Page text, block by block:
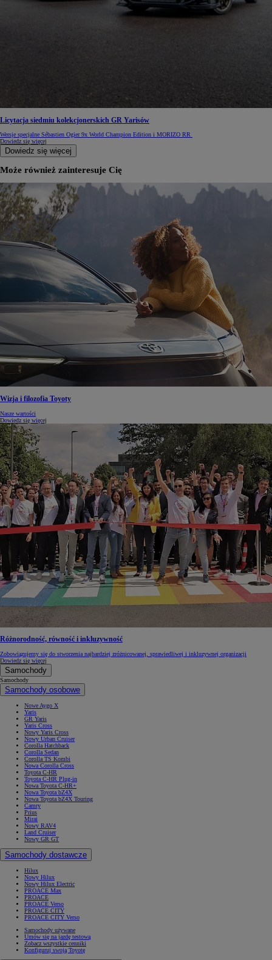
Licytacja siedmiu kolekcjonerskich GR Yarisów
Wersje specjalne Sébastien Ogier 9x World Champion Edition i MORIZO RR
Dowiedz się więcej
Dowiedz się więcej
Może również zainteresuje Cię
Wizja i filozofia Toyoty
Nasze wartości
Dowiedz się więcej
Różnorodność, równość i inkluzywność
Zobowiązujemy się do stworzenia najbardziej zróżnicowanej, sprawiedliwej i inkluzywnej organizacji
Dowiedz się więcej
Samochody
Samochody
Samochody osobowe
Nowe Aygo X
Yaris
GR Yaris
Yaris Cross
Nowy Yaris Cross
Nowy Urban Cruiser
Corolla Hatchback
Corolla Sedan
Corolla TS Kombi
Nowa Corolla Cross
Toyota C-HR
Toyota C-HR Plug-in
Nowa Toyota C-HR+
Nowa Toyota bZ4X
Nowa Toyota bZ4X Touring
Camry
Prius
Mirai
Nowy RAV4
Land Cruiser
Nowy GR GT
Samochody dostawcze
Hilux
Nowy Hilux
Nowy Hilux Electric
PROACE Max
PROACE
PROACE Verso
PROACE CITY
PROACE CITY Verso
Samochody używane
Umów się na jazdę testową
Zobacz wszystkie cenniki
Konfiguruj swoją Toyotę